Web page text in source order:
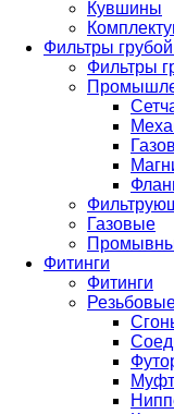
Кувшины
Фильтры грубой
Фильтры
Газовые
Фитинги
Фитинги